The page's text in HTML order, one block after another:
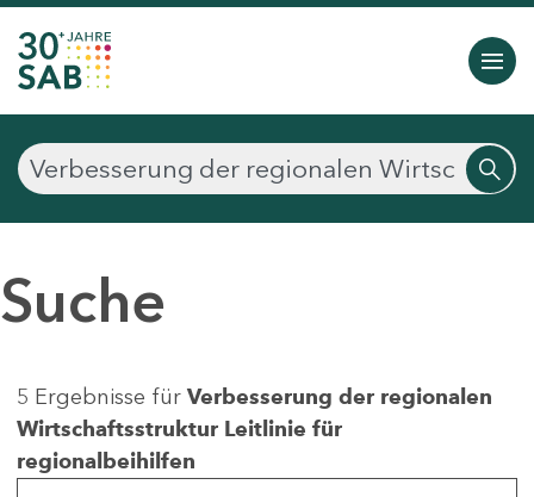
Suche
5 Ergebnisse für Verbesserung der regionalen
Wirtschaftsstruktur Leitlinie für
regionalbeihilfen